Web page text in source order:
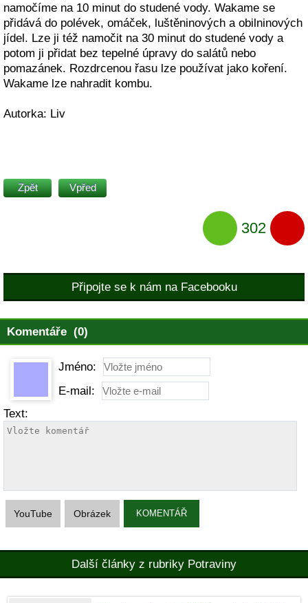
namočíme na 10 minut do studené vody. Wakame se
přidává do polévek, omáček, luštěninových a obilninových
jídel. Lze ji též namočit na 30 minut do studené vody a
potom ji přidat bez tepelné úpravy do salátů nebo
pomazánek. Rozdrcenou řasu lze používat jako koření.
Wakame lze nahradit kombu.
Autorka: Liv
Zpět Vpřed
302
Připojte se k nám na Facebooku
Komentáře (0)
Jméno:
E-mail:
Text:
YouTube Obrázek KOMENTÁŘ
Další články z rubriky Potraviny